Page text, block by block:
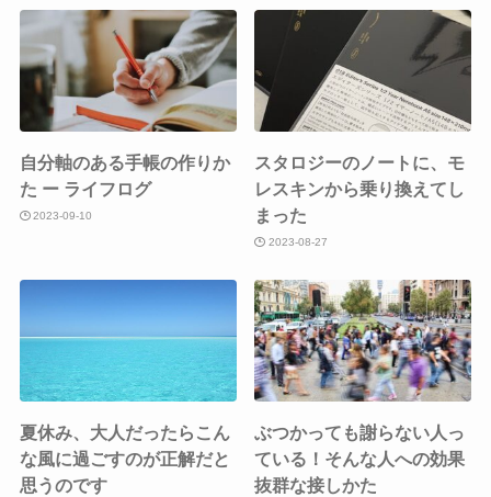
自分軸のある手帳の作りか
た ー ライフログ
2023-09-10
スタロジーのノートに、モ
レスキンから乗り換えてし
まった
2023-08-27
夏休み、大人だったらこん
な風に過ごすのが正解だと
思うのです
ぶつかっても謝らない人っ
ている！そんな人への効果
抜群な接しかた